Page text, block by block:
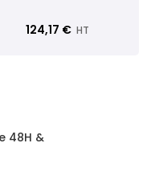
124,17 € HT
48H &